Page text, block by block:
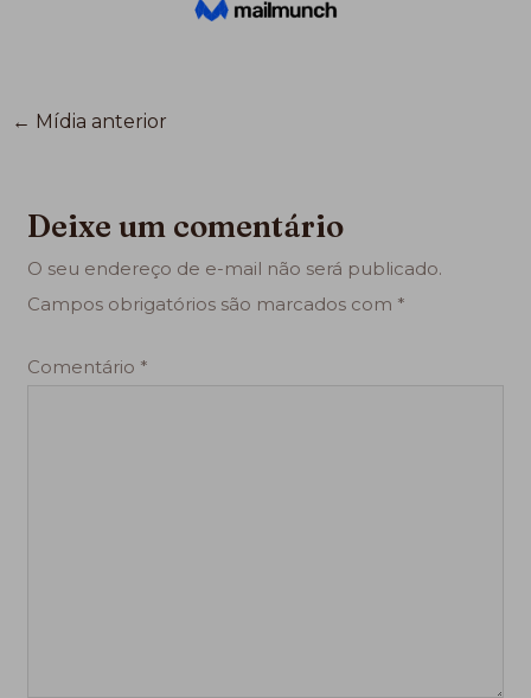
← Mídia anterior
Deixe um comentário
O seu endereço de e-mail não será publicado.
Campos obrigatórios são marcados com *
Comentário *